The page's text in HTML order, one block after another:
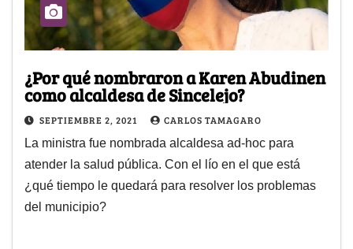
¿Por qué nombraron a Karen Abudinen
como alcaldesa de Sincelejo?
SEPTIEMBRE 2, 2021 CARLOS TAMAGARO
La ministra fue nombrada alcaldesa ad-hoc para
atender la salud pública. Con el lío en el que está
¿qué tiempo le quedará para resolver los problemas
del municipio?